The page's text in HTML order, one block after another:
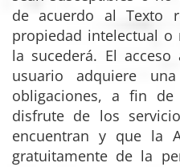
de acuerdo al Texto
propiedad intelectual
la sucederá. El
usuario adquiere
obligaciones, a fin de
disfrute de los
encuentran y que la
gratuitamente de la